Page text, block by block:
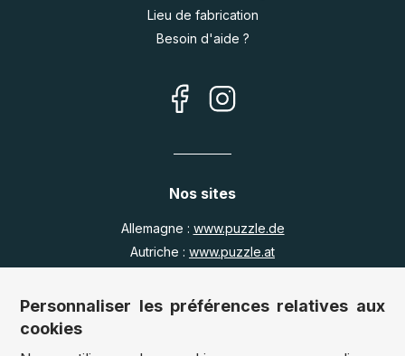
Lieu de fabrication
Besoin d'aide ?
Nos sites
Allemagne : www.puzzle.de
Autriche : www.puzzle.at
Royaume Uni :
www.jigsawpuzzle.co.uk
Personnaliser les préférences relatives aux
cookies